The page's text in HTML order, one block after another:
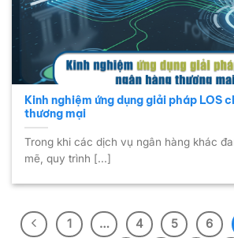
Kinh nghiệm ứng dụng giải pháp LOS
thương mại
Trong khi các dịch vụ ngân hàng khác
mẽ, quy trình [...]
1 … 4 5 6